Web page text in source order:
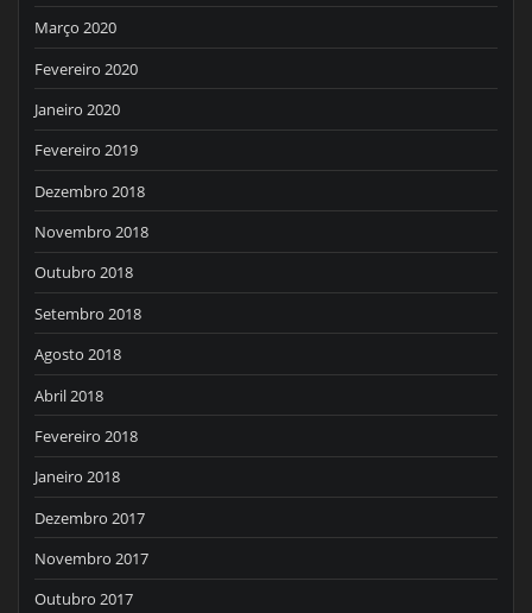
Março 2020
Fevereiro 2020
Janeiro 2020
Fevereiro 2019
Dezembro 2018
Novembro 2018
Outubro 2018
Setembro 2018
Agosto 2018
Abril 2018
Fevereiro 2018
Janeiro 2018
Dezembro 2017
Novembro 2017
Outubro 2017